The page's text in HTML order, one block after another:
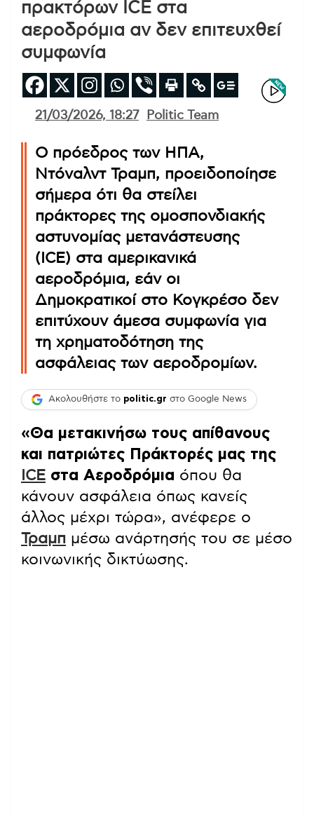
πρακτόρων ICE στα
αεροδρόμια αν δεν επιτευχθεί
συμφωνία
21/03/2026, 18:27 Politic Team
Ο πρόεδρος των ΗΠΑ,
Ντόναλντ Τραμπ, προειδοποίησε
σήμερα ότι θα στείλει
πράκτορες της ομοσπονδιακής
αστυνομίας μετανάστευσης
(ICE) στα αμερικανικά
αεροδρόμια, εάν οι
Δημοκρατικοί στο Κογκρέσο δεν
επιτύχουν άμεσα συμφωνία για
τη χρηματοδότηση της
ασφάλειας των αεροδρομίων.
Ακολουθήστε το politic.gr στο Google News
«Θα μετακινήσω τους απίθανους
και πατριώτες Πράκτορές μας της
ICE στα Αεροδρόμια όπου θα
κάνουν ασφάλεια όπως κανείς
άλλος μέχρι τώρα», ανέφερε ο
Τραμπ μέσω ανάρτησής του σε μέσο
κοινωνικής δικτύωσης.